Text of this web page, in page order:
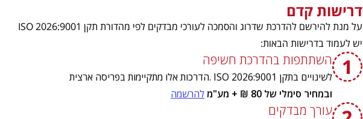
דרישות קדם
על מנת להירשם להדרכת שדרוג והסמכה לעורכי מבדקים לפי מהדורת תקן 2026:9001 ISO
יש לעמוד בדרישות הבאות:
השתתפות בהדרכת חשיפה
לשינויים בתקן 2026:9001 ISO .הדרכות אלו מתקיימות בפריסה ארצית
ובמחיר סימלי של 80 ₪ + מע"מ
להרשמה
עורך מבדקים